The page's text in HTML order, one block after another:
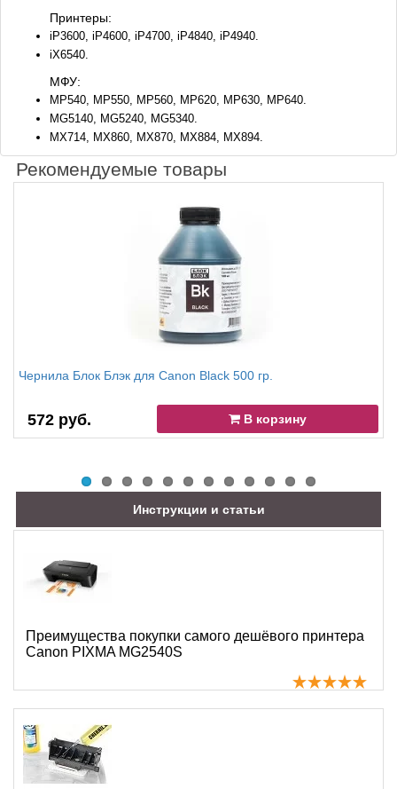
Принтеры:
iP3600, iP4600, iP4700, iP4840, iP4940.
iX6540.
МФУ:
MP540, MP550, MP560, MP620, MP630, MP640.
MG5140, MG5240, MG5340.
MX714, MX860, MX870, MX884, MX894.
Рекомендуемые товары
Чернила Блок Блэк для Canon Black 500 гр.
572 руб. В корзину
Инструкции и статьи
Преимущества покупки самого дешёвого принтера
Canon PIXMA MG2540S